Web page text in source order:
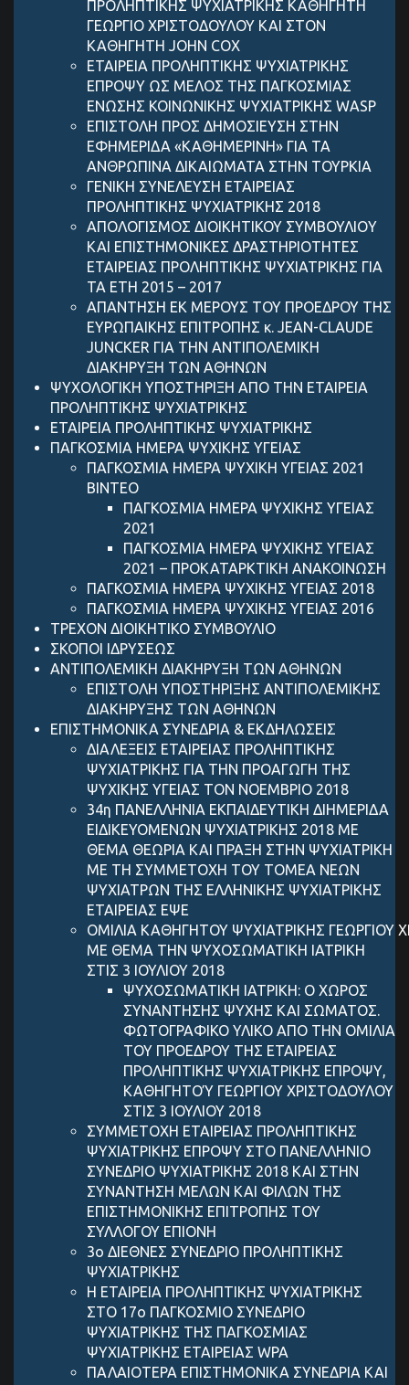
ΠΡΟΛΗΠΤΙΚΗΣ ΨΥΧΙΑΤΡΙΚΗΣ ΚΑΘΗΓΗΤΗ
ΓΕΩΡΓΙΟ ΧΡΙΣΤΟΔΟΥΛΟΥ ΚΑΙ ΣΤΟΝ
ΚΑΘΗΓΗΤΗ JOHN COX
ΕΤΑΙΡΕΙΑ ΠΡΟΛΗΠΤΙΚΗΣ ΨΥΧΙΑΤΡΙΚΗΣ
ΕΠΡΟΨΥ ΩΣ ΜΕΛΟΣ ΤΗΣ ΠΑΓΚΟΣΜΙΑΣ
ΕΝΩΣΗΣ ΚΟΙΝΩΝΙΚΗΣ ΨΥΧΙΑΤΡΙΚΗΣ WASP
ΕΠΙΣΤΟΛΗ ΠΡΟΣ ΔΗΜΟΣΙΕΥΣΗ ΣΤΗΝ
ΕΦΗΜΕΡΙΔΑ «ΚΑΘΗΜΕΡΙΝΗ» ΓΙΑ ΤΑ
ΑΝΘΡΩΠΙΝΑ ΔΙΚΑΙΩΜΑΤΑ ΣΤΗΝ ΤΟΥΡΚΙΑ
ΓΕΝΙΚΗ ΣΥΝΕΛΕΥΣΗ ΕΤΑΙΡΕΙΑΣ
ΠΡΟΛΗΠΤΙΚΗΣ ΨΥΧΙΑΤΡΙΚΗΣ 2018
ΑΠΟΛΟΓΙΣΜΟΣ ΔΙΟΙΚΗΤΙΚΟΥ ΣΥΜΒΟΥΛΙΟY
KAI ΕΠΙΣΤΗΜΟΝΙΚΕΣ ΔΡΑΣΤΗΡΙΟΤΗΤΕΣ
ΕΤΑΙΡΕΙΑΣ ΠΡΟΛΗΠΤΙΚΗΣ ΨΥΧΙΑΤΡΙΚΗΣ ΓΙΑ
ΤΑ ΕΤΗ 2015 – 2017
ΑΠΑΝΤΗΣΗ ΕΚ ΜΕΡΟΥΣ ΤΟΥ ΠΡΟΕΔΡΟΥ ΤΗΣ
ΕΥΡΩΠΑΙΚΗΣ ΕΠΙΤΡΟΠΗΣ κ. JEAN-CLAUDE
JUNCKER ΓΙΑ ΤΗΝ ΑΝΤΙΠΟΛΕΜΙΚΗ
ΔΙΑΚΗΡΥΞΗ ΤΩΝ ΑΘΗΝΩΝ
ΨΥΧΟΛΟΓΙΚΗ ΥΠΟΣΤΗΡΙΞΗ ΑΠΟ ΤΗΝ ΕΤΑΙΡΕΙΑ
ΠΡΟΛΗΠΤΙΚΗΣ ΨΥΧΙΑΤΡΙΚΗΣ
ΕΤΑΙΡΕΙΑ ΠΡΟΛΗΠΤΙΚΗΣ ΨΥΧΙΑΤΡΙΚΗΣ
ΠΑΓΚΟΣΜΙΑ ΗΜΕΡΑ ΨΥΧΙΚΗΣ ΥΓΕΙΑΣ
ΠΑΓΚΟΣΜΙΑ ΗΜΕΡΑ ΨΥΧΙΚΗ ΥΓΕΙΑΣ 2021
ΒΙΝΤΕΟ
ΠΑΓΚΟΣΜΙΑ ΗΜΕΡΑ ΨΥΧΙΚΗΣ ΥΓΕΙΑΣ
2021
ΠΑΓΚΟΣΜΙΑ ΗΜΕΡΑ ΨΥΧΙΚΗΣ ΥΓΕΙΑΣ
2021 – ΠΡΟΚΑΤΑΡΚΤΙΚΗ ΑΝΑΚΟΙΝΩΣΗ
ΠΑΓΚΟΣΜΙΑ ΗΜΕΡΑ ΨΥΧΙΚΗΣ ΥΓΕΙΑΣ 2018
ΠΑΓΚΟΣΜΙΑ ΗΜΕΡΑ ΨΥΧΙΚΗΣ ΥΓΕΙΑΣ 2016
ΤΡΕΧΟΝ ΔΙΟΙΚΗΤΙΚΟ ΣΥΜΒΟΥΛΙΟ
ΣΚΟΠΟΙ ΙΔΡΥΣΕΩΣ
ANTIΠΟΛΕΜΙΚΗ ΔΙΑΚΗΡΥΞΗ ΤΩΝ ΑΘΗΝΩΝ
ΕΠΙΣΤΟΛΗ ΥΠΟΣΤΗΡΙΞΗΣ ANTIΠΟΛΕΜΙΚΗΣ
ΔΙΑΚΗΡΥΞΗΣ ΤΩΝ ΑΘΗΝΩΝ
ΕΠΙΣΤΗΜΟΝΙΚΑ ΣΥΝΕΔΡΙΑ & ΕΚΔΗΛΩΣΕΙΣ
ΔΙΑΛΕΞΕΙΣ ΕΤΑΙΡΕΙΑΣ ΠΡΟΛΗΠΤΙΚΗΣ
ΨΥΧΙΑΤΡΙΚΗΣ ΓΙΑ ΤΗΝ ΠΡΟΑΓΩΓΗ ΤΗΣ
ΨΥΧΙΚΗΣ ΥΓΕΙΑΣ ΤΟΝ ΝΟΕΜΒΡΙΟ 2018
34η ΠΑΝΕΛΛΗΝΙΑ ΕΚΠΑΙΔΕΥΤΙΚΗ ΔΙΗΜΕΡΙΔΑ
ΕΙΔΙΚΕΥΟΜΕΝΩΝ ΨΥΧΙΑΤΡΙΚΗΣ 2018 ΜΕ
ΘΕΜΑ ΘΕΩΡΙΑ ΚΑΙ ΠΡΑΞΗ ΣΤΗΝ ΨΥΧΙΑΤΡΙΚΗ
ΜΕ ΤΗ ΣΥΜΜΕΤΟΧΗ ΤΟΥ ΤΟΜΕΑ ΝΕΩΝ
ΨΥΧΙΑΤΡΩΝ ΤΗΣ ΕΛΛΗΝΙΚΗΣ ΨΥΧΙΑΤΡΙΚΗΣ
ΕΤΑΙΡΕΙΑΣ ΕΨΕ
ΟΜΙΛΙΑ ΚΑΘΗΓΗΤΟΥ ΨΥΧΙΑΤΡΙΚΗΣ ΓEΩΡΓIΟΥ
ΜΕ ΘΕΜΑ ΤΗΝ ΨΥΧΟΣΩΜΑΤΙΚΗ ΙΑΤΡΙΚΗ
ΣΤΙΣ 3 ΙΟΥΛΙΟΥ 2018
ΨΥΧΟΣΩΜΑΤΙΚΗ ΙΑΤΡΙΚΗ: Ο ΧΩΡΟΣ
ΣΥΝΑΝΤΗΣΗΣ ΨΥΧΗΣ ΚΑΙ ΣΩΜΑΤΟΣ.
ΦΩΤΟΓΡΑΦΙΚΟ ΥΛΙΚΟ ΑΠΟ ΤΗΝ ΟΜΙΛΙΑ
ΤΟΥ ΠΡΟΕΔΡΟΥ ΤΗΣ ΕΤΑΙΡΕΙΑΣ
ΠΡΟΛΗΠΤΙΚΗΣ ΨΥΧΙΑΤΡΙΚΗΣ ΕΠΡΟΨΥ,
ΚΑΘΗΓΗΤΟΎ ΓΕΩΡΓΙΟΥ ΧΡΙΣΤΟΔΟΥΛΟΥ
ΣΤΙΣ 3 ΙΟΥΛΙΟΥ 2018
ΣΥΜΜΕΤΟΧΗ ΕΤΑΙΡΕΙΑΣ ΠΡΟΛΗΠΤΙΚΗΣ
ΨΥΧΙΑΤΡΙΚΗΣ ΕΠΡΟΨΥ ΣΤΟ ΠΑΝΕΛΛΗΝΙΟ
ΣΥΝΕΔΡΙΟ ΨΥΧΙΑΤΡΙΚΗΣ 2018 ΚΑΙ ΣΤΗΝ
ΣΥΝΑΝΤΗΣΗ ΜΕΛΩΝ ΚΑΙ ΦΙΛΩΝ ΤΗΣ
ΕΠΙΣΤΗΜΟΝΙΚΗΣ ΕΠΙΤΡΟΠΗΣ ΤΟΥ
ΣΥΛΛΟΓΟΥ ΕΠΙΟΝΗ
3ο ΔΙΕΘΝΕΣ ΣΥΝΕΔΡΙΟ ΠΡΟΛΗΠΤΙΚΗΣ
ΨΥΧΙΑΤΡΙΚΗΣ
Η ΕΤΑΙΡΕΙΑ ΠΡΟΛΗΠΤΙΚΗΣ ΨΥΧΙΑΤΡΙΚΗΣ
ΣΤΟ 17ο ΠΑΓΚΟΣΜΙΟ ΣΥΝΕΔΡΙΟ
ΨΥΧΙΑΤΡΙΚΗΣ ΤΗΣ ΠΑΓΚΟΣΜΙΑΣ
ΨΥΧΙΑΤΡΙΚΗΣ ΕΤΑΙΡΕΙΑΣ WPA
ΠΑΛΑΙΟΤΕΡΑ ΕΠΙΣΤΗΜΟΝΙΚΑ ΣΥΝΕΔΡΙΑ ΚΑΙ